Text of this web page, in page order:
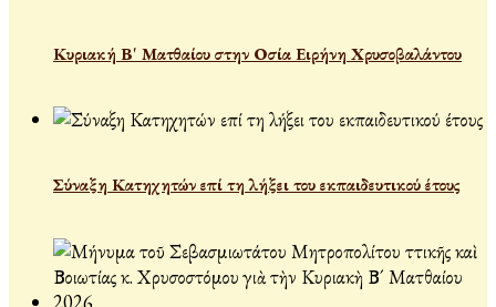
Κυριακή Β' Ματθαίου στην Οσία Ειρήνη Χρυσοβαλάντου
Σύναξη Κατηχητών επί τη λήξει του εκπαιδευτικού έτους